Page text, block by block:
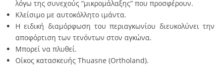
λόγω της συνεχούς “μικρομάλαξης” που προσφέρουν.
Κλείσιμο με αυτοκόλλητο ιμάντα.
Η ειδική διαμόρφωση του περιαγκωνίου διευκολύνει την
αποφόρτιση των τενόντων στον αγκώνα.
Μπορεί να πλυθεί.
Οίκος κατασκευής Thuasne (Ortholand).